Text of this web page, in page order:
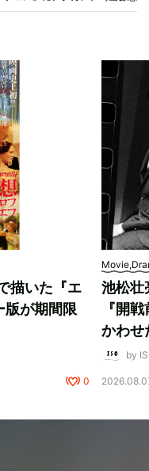
描いた『エ
版が期間限
0
池松壮
『開
かわせ
by